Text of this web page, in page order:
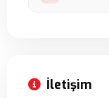
İletişim